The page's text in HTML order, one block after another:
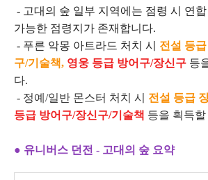
- 고대의 숲 일부 지역에는 점령 시 연
가능한 점령지가 존재합니다.
- 푸른 악몽 아트라드 처치 시 전설 등
구/기술책, 영웅 등급 방어구/장신구 등
다.
- 정예/일반 몬스터 처치 시 전설 등급
등급 방어구/장신구/기술책 등을 획득
● 유니버스 던전 - 고대의 숲 요약